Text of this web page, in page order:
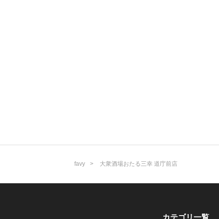
favy 大衆酒場おたる三幸 道庁前店
カテゴリ一覧